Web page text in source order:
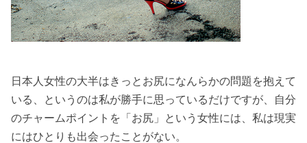
日本人女性の大半はきっとお尻になんらかの問題を抱えて
いる、というのは私が勝手に思っているだけですが、自分
のチャームポイントを「お尻」という女性には、私は現実
にはひとりも出会ったことがない。